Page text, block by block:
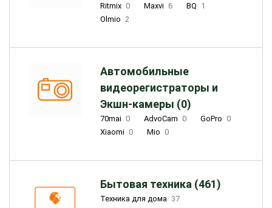
Ritmix 0 Maxvi 6 BQ 1
Olmio 2
Автомобильные
видеорегистраторы и
Экшн-камеры (0)
70mai 0 AdvoCam 0 GoPro 0
Xiaomi 0 Mio 0
Бытовая техника (461)
Техника для дома 37